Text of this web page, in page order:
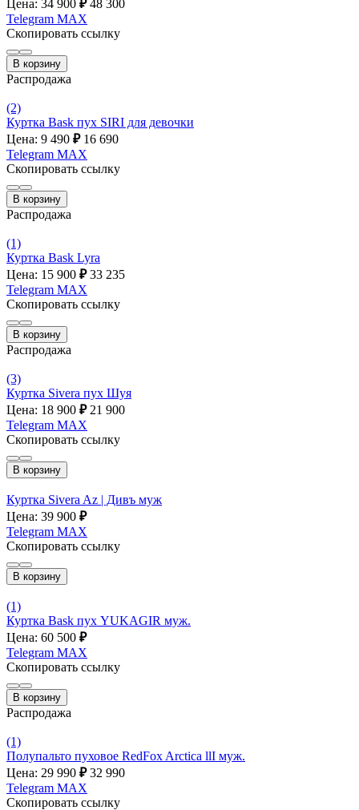
Цена: 34 900 ₽ 48 300
Telegram MAX
Скопировать ссылку
В корзину
Распродажа
(2)
Куртка Bask пух SIRI для девочки
Цена: 9 490 ₽ 16 690
Telegram MAX
Скопировать ссылку
В корзину
Распродажа
(1)
Куртка Bask Lyra
Цена: 15 900 ₽ 33 235
Telegram MAX
Скопировать ссылку
В корзину
Распродажа
(3)
Куртка Sivera пух Шуя
Цена: 18 900 ₽ 21 900
Telegram MAX
Скопировать ссылку
В корзину
Куртка Sivera Az | Дивъ муж
Цена: 39 900 ₽
Telegram MAX
Скопировать ссылку
В корзину
(1)
Куртка Bask пух YUKAGIR муж.
Цена: 60 500 ₽
Telegram MAX
Скопировать ссылку
В корзину
Распродажа
(1)
Полупальто пуховое RedFox Arctica llI муж.
Цена: 29 990 ₽ 32 990
Telegram MAX
Скопировать ссылку